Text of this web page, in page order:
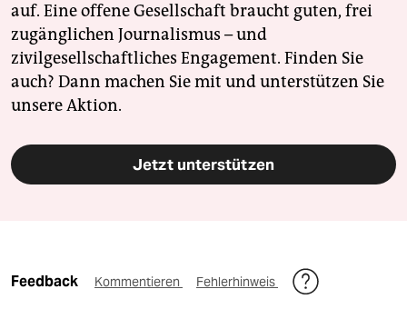
auf. Eine offene Gesellschaft braucht guten, frei
zugänglichen Journalismus – und
zivilgesellschaftliches Engagement. Finden Sie
auch? Dann machen Sie mit und unterstützen Sie
unsere Aktion.
Jetzt unterstützen
Feedback Kommentieren Fehlerhinweis